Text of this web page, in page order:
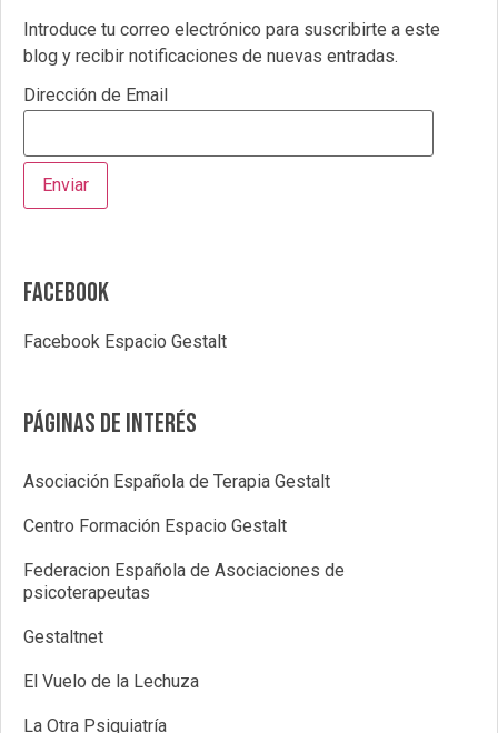
Introduce tu correo electrónico para suscribirte a este
blog y recibir notificaciones de nuevas entradas.
Dirección de Email
Facebook
Facebook Espacio Gestalt
Páginas de interés
Asociación Española de Terapia Gestalt
Centro Formación Espacio Gestalt
Federacion Española de Asociaciones de
psicoterapeutas
Gestaltnet
El Vuelo de la Lechuza
La Otra Psiquiatría